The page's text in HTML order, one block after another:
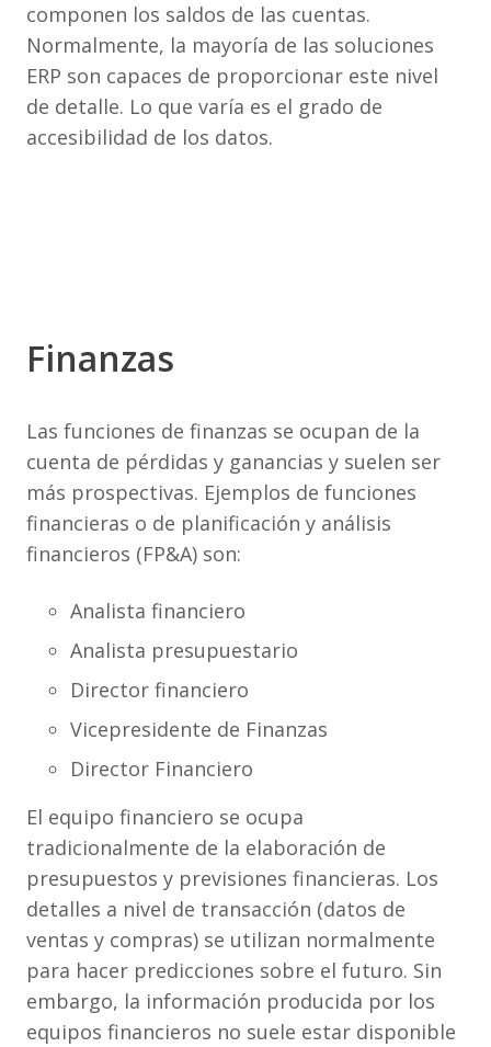
componen los saldos de las cuentas.
Normalmente, la mayoría de las soluciones
ERP son capaces de proporcionar este nivel
de detalle. Lo que varía es el grado de
accesibilidad de los datos.
Finanzas
Las funciones de finanzas se ocupan de la
cuenta de pérdidas y ganancias y suelen ser
más prospectivas. Ejemplos de funciones
financieras o de planificación y análisis
financieros (FP&A) son:
Analista financiero
Analista presupuestario
Director financiero
Vicepresidente de Finanzas
Director Financiero
El equipo financiero se ocupa
tradicionalmente de la elaboración de
presupuestos y previsiones financieras. Los
detalles a nivel de transacción (datos de
ventas y compras) se utilizan normalmente
para hacer predicciones sobre el futuro. Sin
embargo, la información producida por los
equipos financieros no suele estar disponible